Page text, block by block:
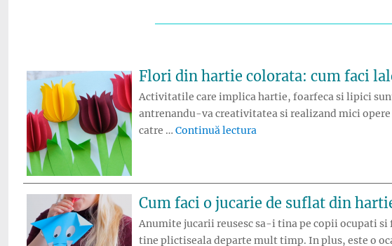
Flori din hartie colorata: cum faci
Activitatile care implica hartie, foarfeca si lipici
antrenandu-va creativitatea si realizand mici opere
catre … Continuă lectura
Cum faci o jucarie de suflat din
Anumite jucarii reusesc sa-i tina pe copii ocupati
tine plictiseala departe mult timp. In plus, este o